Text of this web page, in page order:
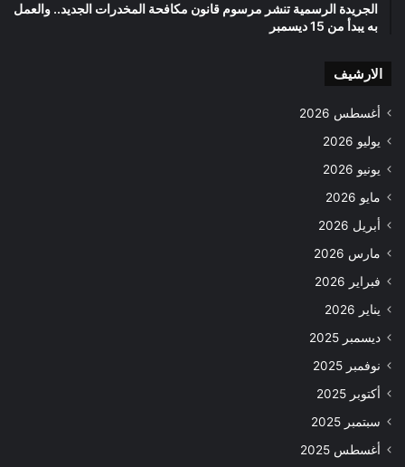
الجريدة الرسمية تنشر مرسوم قانون مكافحة المخدرات الجديد.. والعمل
به يبدأ من 15 ديسمبر
الارشيف
أغسطس 2026
يوليو 2026
يونيو 2026
مايو 2026
أبريل 2026
مارس 2026
فبراير 2026
يناير 2026
ديسمبر 2025
نوفمبر 2025
أكتوبر 2025
سبتمبر 2025
أغسطس 2025